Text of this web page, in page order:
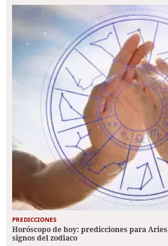
PREDICCIONES
Horóscopo de hoy: predicciones para
signos del zodiaco